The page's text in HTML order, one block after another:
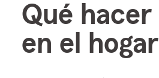
Qué
en el hogar